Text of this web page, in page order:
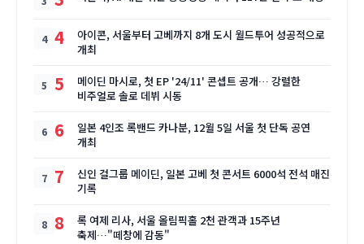
4
아이콘, 서울부터 고베까지 8개 도시 월드투어 성공적으로
개최
5
메이딘 마시로, 첫 EP '24/11' 콘셉트 공개… 강렬한
비주얼로 솔로 데뷔 시동
6
일본 4인조 록밴드 카나분, 12월 5일 서울 첫 단독 공연
개최
7
신인 걸그룹 메이딘, 일본 고베 첫 콘서트 6000석 전석 매진
기록
8
록 여제 리사, 서울 올림픽홀 2천 관객과 15주년
축제…"떼창에 감동"